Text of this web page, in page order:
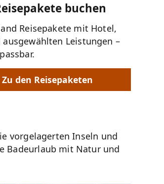
buchen
Reisepakete mit Hotel,
ausgewählten Leistungen –
Zu den Reisepaketen
vorgelagerten Inseln und
Badeurlaub mit Natur und